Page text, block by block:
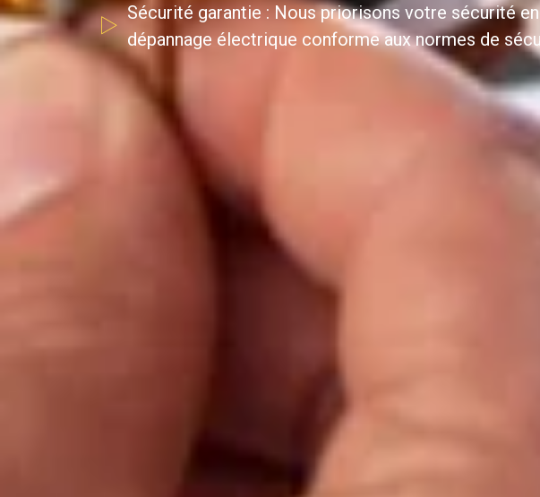
Sécurité garantie : Nous priorisons votre sécurité
dépannage électrique conforme aux normes de